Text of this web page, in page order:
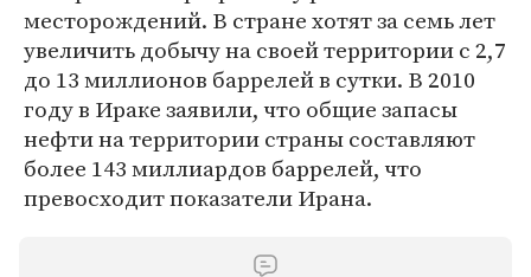
месторождений. В стране хотят за семь лет
увеличить добычу на своей территории с 2,7
до 13 миллионов баррелей в сутки. В 2010
году в Ираке заявили, что общие запасы
нефти на территории страны составляют
более 143 миллиардов баррелей, что
превосходит показатели Ирана.